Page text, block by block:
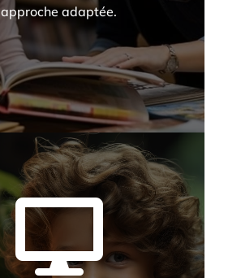
approche adaptée.
